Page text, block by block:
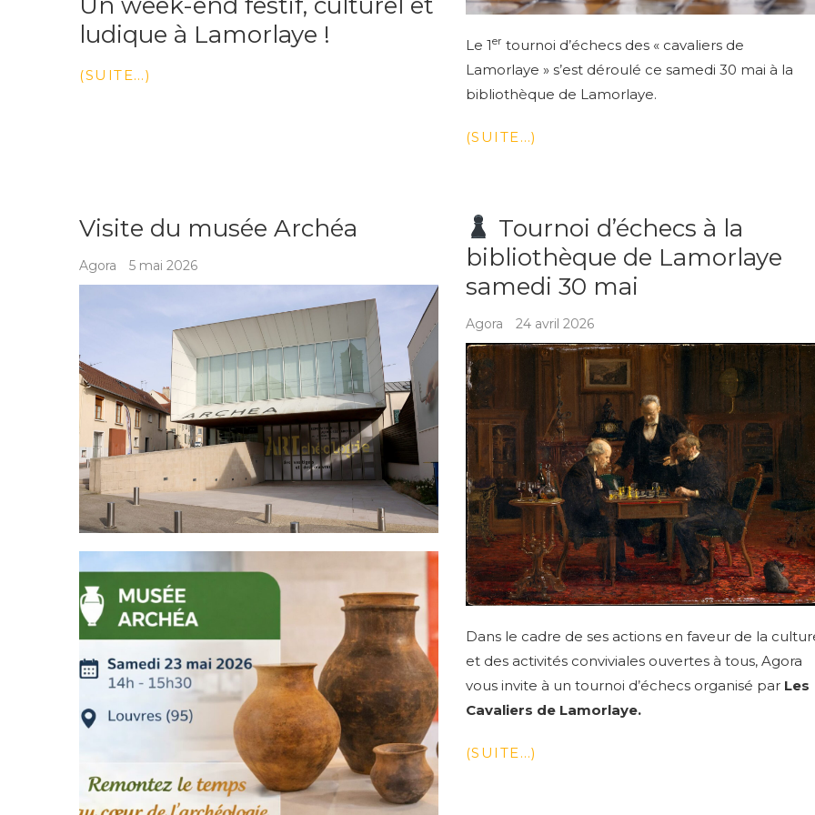
ludique à Lamorlaye !
(SUITE…)
Le 1er tournoi d’échecs des « cavaliers de
Lamorlaye » s’est déroulé ce samedi 30 mai à la
bibliothèque de Lamorlaye.
(SUITE…)
Visite du musée Archéa
Agora 5 mai 2026
Tournoi d’échecs à la
bibliothèque de Lamorlaye
samedi 30 mai
Agora 24 avril 2026
Dans le cadre de ses actions en faveur de la
et des activités conviviales ouvertes à tous, Agora
vous invite à un tournoi d’échecs organisé par Les
Cavaliers de Lamorlaye.
(SUITE…)